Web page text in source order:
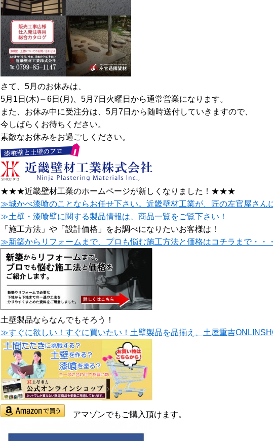
さて、5月のお休みは、
5月1日(木)～6日(月)、5月7日火曜日から通常営業になります。
また、お休み中に受注分は、5月7日から随時送付していきますので、
今しばらくお待ちください。
素敵なお休みをお過ごしください。
★★★近畿壁材工業のホームページが新しくなりました！★★★
≫城かべ漆喰のことならお任せ下さい。近畿壁材工業が、匠の左官屋さん
≫土壁・漆喰壁に関する製品情報は、商品一覧をご覧下さい！
「施工方法」や「設計価格」をお調べになりたいお客様は！
≫新築からリフォームまで、プロも悩む施工方法と価格はコチラまで・・・
土壁製品ならなんでもそろう！
≫すぐに欲しい！すぐに買いたい！土壁製品を品揃え、土屋重吉
アマゾンでもご購入頂けます。